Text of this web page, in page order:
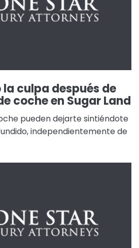
culpa después de
coche en Sugar Land
pueden dejarte sintiéndote
independientemente de